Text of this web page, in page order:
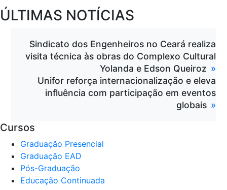
ÚLTIMAS NOTÍCIAS
Sindicato dos Engenheiros no Ceará realiza
visita técnica às obras do Complexo Cultural
Yolanda e Edson Queiroz
Unifor reforça internacionalização e eleva
influência com participação em eventos
globais
Cursos
Graduação Presencial
Graduação EAD
Pós-Graduação
Educação Continuada